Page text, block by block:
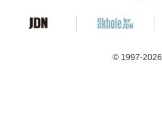
© 1997-2026